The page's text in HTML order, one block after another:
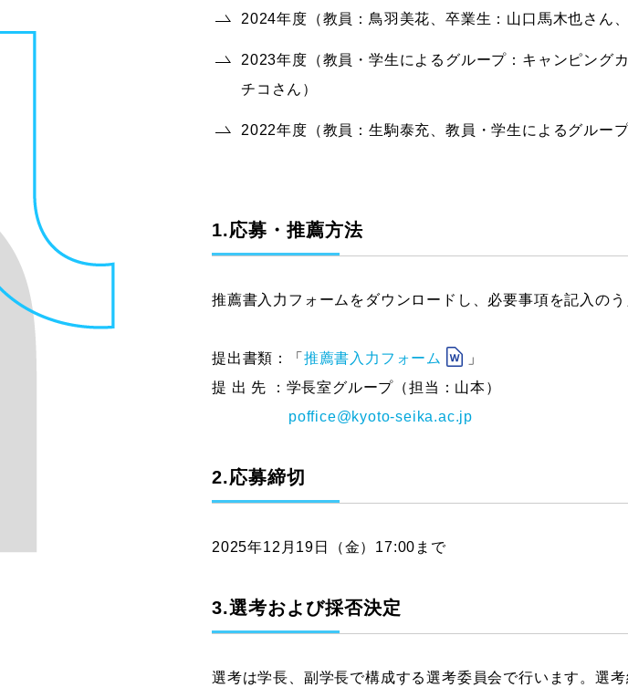
2024年度（教員：鳥羽美花、卒業生：山口馬木也さん
2023年度（教員・学生によるグループ：キャンピング
チコさん）
2022年度（教員：生駒泰充、教員・学生によるグルー
1.応募・推薦方法
推薦書入力フォームをダウンロードし、必要事項を記入の
提出書類：「 推薦書入力フォーム
」
提 出 先 ：学長室グループ（担当：山本）
poffice@kyoto-seika.ac.jp
2.応募締切
2025年12月19日（金）17:00まで
3.選考および採否決定
選考は学長、副学長で構成する選考委員会で行います。選